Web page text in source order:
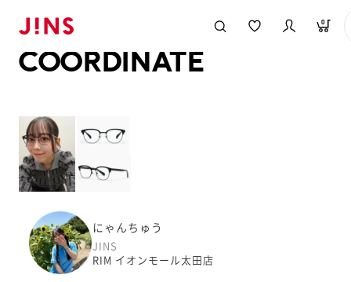
0
COORDINATE
にゃんちゅう
JINS
RIM イオンモール太田店